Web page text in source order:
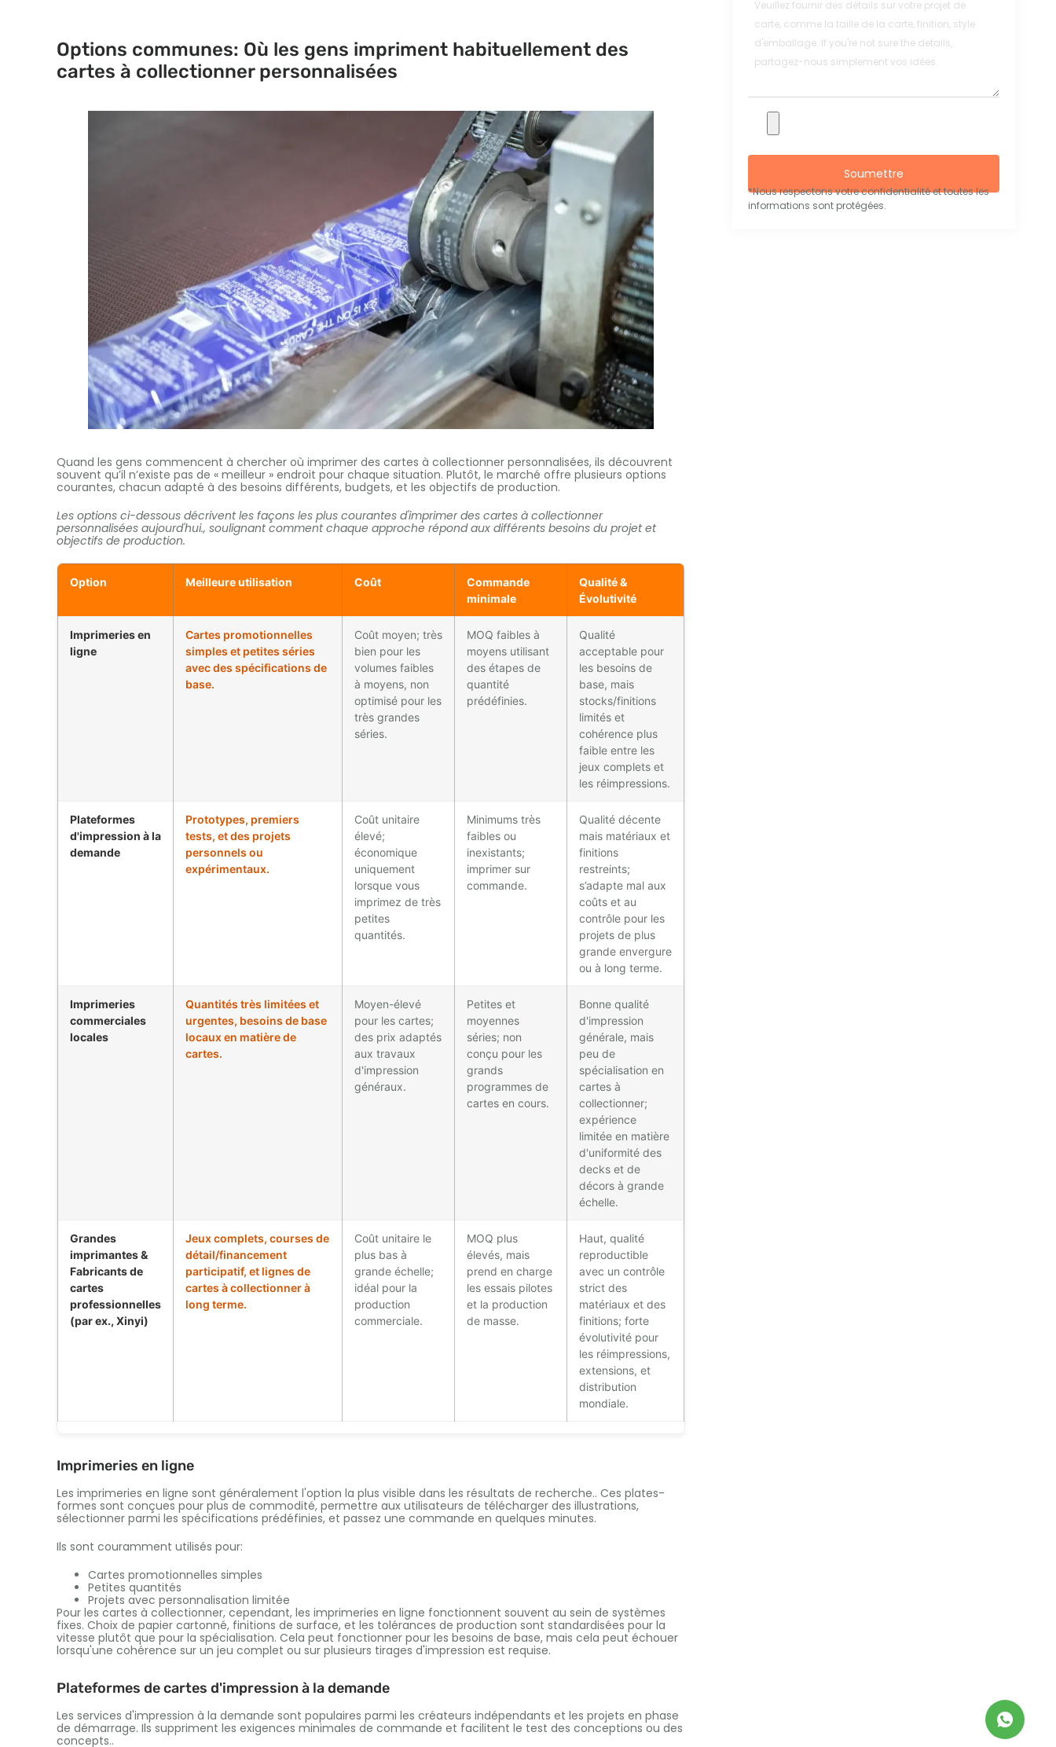
Options communes: Où les gens impriment habituellement des
cartes à collectionner personnalisées
Quand les gens commencent à chercher où imprimer des cartes à collectionner personnalisées, ils découvrent
souvent qu’il n’existe pas de « meilleur » endroit pour chaque situation. Plutôt, le marché offre plusieurs options
courantes, chacun adapté à des besoins différents, budgets, et les objectifs de production.
Les options ci-dessous décrivent les façons les plus courantes d'imprimer des cartes à collectionner
personnalisées aujourd'hui., soulignant comment chaque approche répond aux différents besoins du projet et
objectifs de production.
Option Meilleure utilisation Coût
Commande
minimale
Qualité &
Évolutivité
Imprimeries en
ligne
Cartes promotionnelles
simples et petites séries
avec des spécifications de
base.
Coût moyen; très
bien pour les
volumes faibles
à moyens, non
optimisé pour les
très grandes
séries.
MOQ faibles à
moyens utilisant
des étapes de
quantité
prédéfinies.
Qualité
acceptable pour
les besoins de
base, mais
stocks/finitions
limités et
cohérence plus
faible entre les
jeux complets et
les réimpressions.
Plateformes
d'impression à la
demande
Prototypes, premiers
tests, et des projets
personnels ou
expérimentaux.
Coût unitaire
élevé;
économique
uniquement
lorsque vous
imprimez de très
petites
quantités.
Minimums très
faibles ou
inexistants;
imprimer sur
commande.
Qualité décente
mais matériaux et
finitions
restreints;
s’adapte mal aux
coûts et au
contrôle pour les
projets de plus
grande envergure
ou à long terme.
Imprimeries
commerciales
locales
Quantités très limitées et
urgentes, besoins de base
locaux en matière de
cartes.
Moyen-élevé
pour les cartes;
des prix adaptés
aux travaux
d'impression
généraux.
Petites et
moyennes
séries; non
conçu pour les
grands
programmes de
cartes en cours.
Bonne qualité
d'impression
générale, mais
peu de
spécialisation en
cartes à
collectionner;
expérience
limitée en matière
d'uniformité des
decks et de
décors à grande
échelle.
Grandes
imprimantes &
Fabricants de
cartes
professionnelles
(par ex., Xinyi)
Jeux complets, courses de
détail/financement
participatif, et lignes de
cartes à collectionner à
long terme.
Coût unitaire le
plus bas à
grande échelle;
idéal pour la
production
commerciale.
MOQ plus
élevés, mais
prend en charge
les essais pilotes
et la production
de masse.
Haut, qualité
reproductible
avec un contrôle
strict des
matériaux et des
finitions; forte
évolutivité pour
les réimpressions,
extensions, et
distribution
mondiale.
Imprimeries en ligne
Les imprimeries en ligne sont généralement l'option la plus visible dans les résultats de recherche.. Ces plates-
formes sont conçues pour plus de commodité, permettre aux utilisateurs de télécharger des illustrations,
sélectionner parmi les spécifications prédéfinies, et passez une commande en quelques minutes.
Ils sont couramment utilisés pour:
Cartes promotionnelles simples
Petites quantités
Projets avec personnalisation limitée
Pour les cartes à collectionner, cependant, les imprimeries en ligne fonctionnent souvent au sein de systèmes
fixes. Choix de papier cartonné, finitions de surface, et les tolérances de production sont standardisées pour la
vitesse plutôt que pour la spécialisation. Cela peut fonctionner pour les besoins de base, mais cela peut échouer
lorsqu'une cohérence sur un jeu complet ou sur plusieurs tirages d'impression est requise.
Plateformes de cartes d'impression à la demande
Les services d'impression à la demande sont populaires parmi les créateurs indépendants et les projets en phase
de démarrage. Ils suppriment les exigences minimales de commande et facilitent le test des conceptions ou des
concepts..
Soumettre
*Nous respectons votre confidentialité et toutes les
informations sont protégées.